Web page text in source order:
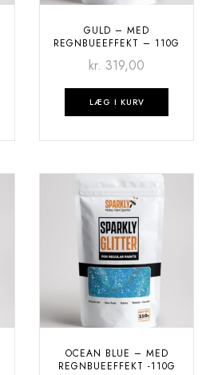
GULD – MED
REGNBUEEFFEKT – 110G
kr. 319,00
LÆG I KURV
OCEAN BLUE – MED
REGNBUEEFFEKT -110G